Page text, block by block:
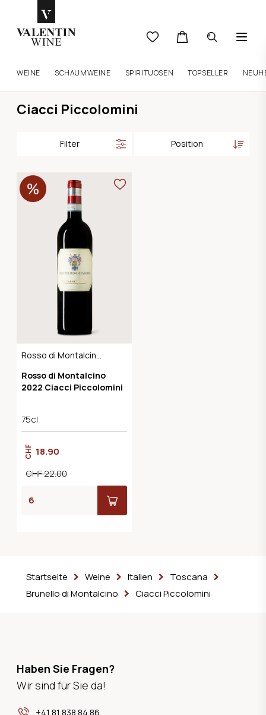
WEINE SCHAUMWEINE SPIRITUOSEN TOPSELLER
Ciacci Piccolomini
Filter
Rosso di Montalcino
Rosso di Montalcino
2022 Ciacci Piccolomini
75cl
CHF 18.90
CHF 22.00
Startseite Weine Italien
Toscana
Brunello di Montalcino
Ciacci Piccolomini
Haben Sie Fragen?
Wir sind für Sie da!
+41 81 838 84 86